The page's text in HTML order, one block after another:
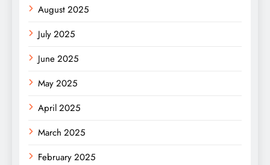
August 2025
July 2025
June 2025
May 2025
April 2025
March 2025
February 2025